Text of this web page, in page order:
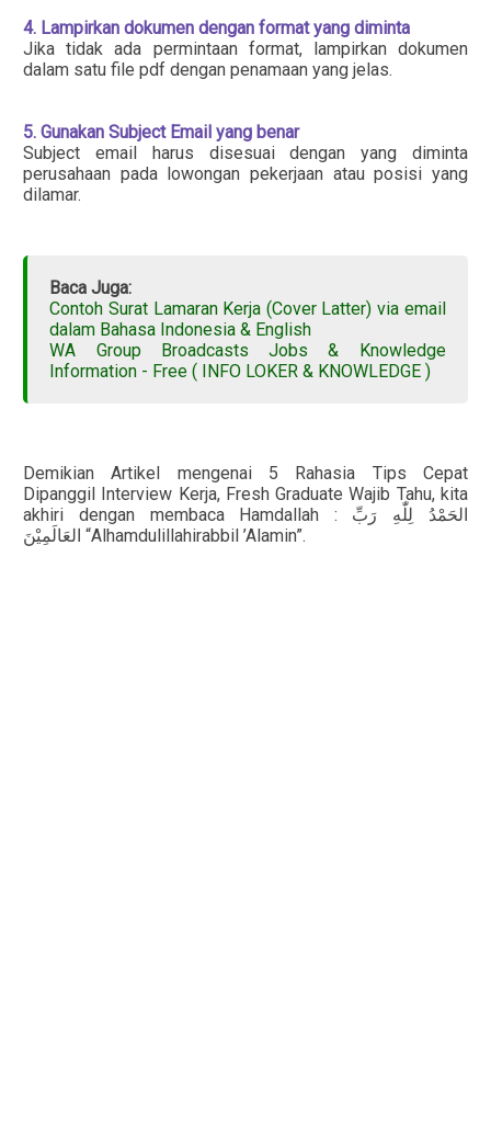
4. Lampirkan dokumen dengan format yang diminta
Jika tidak ada permintaan format, lampirkan dokumen
dalam satu file pdf dengan penamaan yang jelas.
5. Gunakan Subject Email yang benar
Subject email harus disesuai dengan yang diminta
perusahaan pada lowongan pekerjaan atau posisi yang
dilamar.
Baca Juga:
Contoh Surat Lamaran Kerja (Cover Latter) via email
dalam Bahasa Indonesia & English
WA Group Broadcasts Jobs & Knowledge
Information - Free ( INFO LOKER & KNOWLEDGE )
Demikian Artikel mengenai 5 Rahasia Tips Cepat
Dipanggil Interview Kerja, Fresh Graduate Wajib Tahu, kita
akhiri dengan membaca Hamdallah : الحَمْدُ لِلّٰهِ رَبِّ
العَالَمِيْنَ “Alhamdulillahirabbil ’Alamin”.